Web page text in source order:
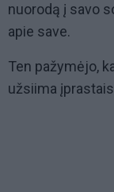
nuorodą į savo
apie save.
Ten pažymėjo,
užsiima